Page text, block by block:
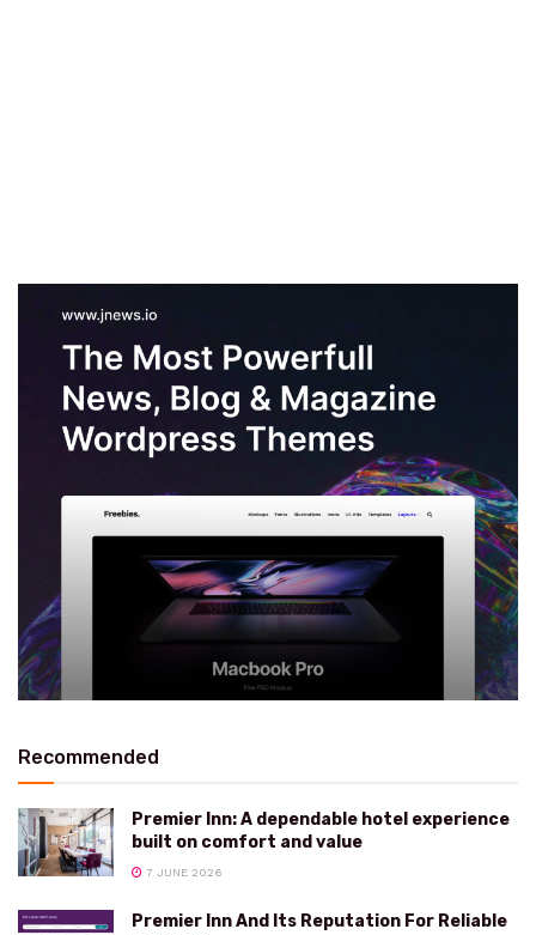
Recommended
Premier Inn: A dependable hotel experience
built on comfort and value
7 JUNE 2026
Premier Inn And Its Reputation For Reliable